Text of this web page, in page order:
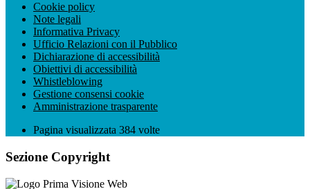
Cookie policy
Note legali
Informativa Privacy
Ufficio Relazioni con il Pubblico
Dichiarazione di accessibilità
Obiettivi di accessibilità
Whistleblowing
Gestione consensi cookie
Amministrazione trasparente
Pagina visualizzata 384 volte
Sezione Copyright